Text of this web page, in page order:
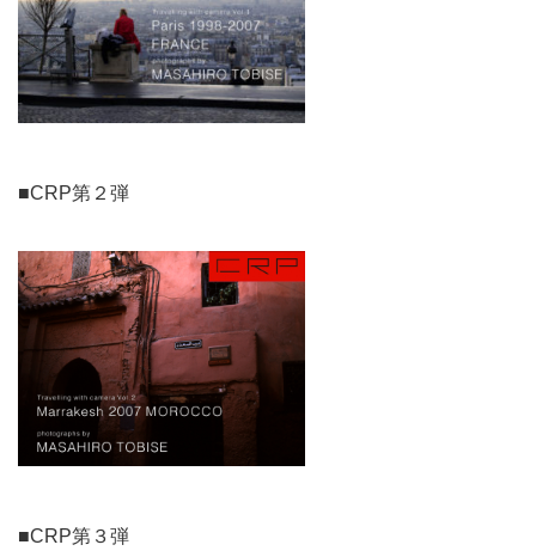
■CRP第２弾
■CRP第３弾